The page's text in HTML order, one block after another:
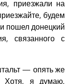
приезжали на
будем
пошел донецкий
связанного с
— опять же
Хотя, я думаю,